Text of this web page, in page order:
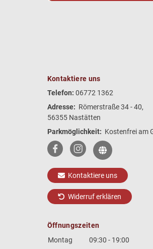
Kontaktiere uns
Telefon: 06772 1362
Adresse: Römerstraße 34 - 40,
56355 Nastätten
Parkmöglichkeit: Kostenfrei am
Kontaktiere uns
Widerruf erklären
Öffnungszeiten
Montag
09:30 - 19:00